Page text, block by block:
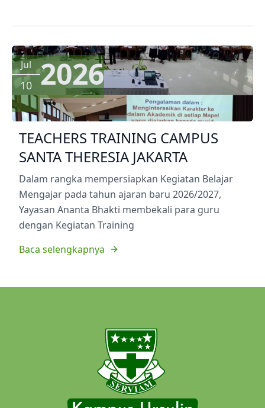
Jul
10 2026
TEACHERS TRAINING CAMPUS
SANTA THERESIA JAKARTA
Dalam rangka mempersiapkan Kegiatan Belajar
Mengajar pada tahun ajaran baru 2026/2027,
Yayasan Ananta Bhakti membekali para guru
dengan Kegiatan Training
Baca selengkapnya